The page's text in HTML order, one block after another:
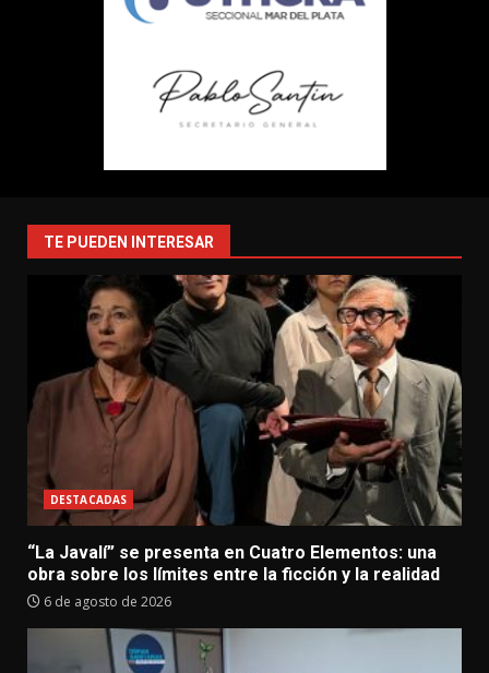
TE PUEDEN INTERESAR
DESTACADAS
“La Javalí” se presenta en Cuatro Elementos: una
obra sobre los límites entre la ficción y la realidad
6 de agosto de 2026